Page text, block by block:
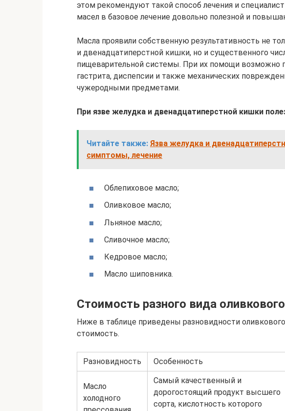
этом рекомендуют такой способ лечения и
масел в базовое лечение довольно полезной и
Масла проявили собственную результативность не
и двенадцатиперстной кишки, но и существенного
пищеварительной системы. При их помощи возможно
гастрита, диспепсии и также механических
чужеродными предметами.
При язве желудка и двенадцатиперстной кишки
Читайте также: Язва желудка и
симптомы, лечение
Облепиховое масло;
Оливковое масло;
Льняное масло;
Сливочное масло;
Кедровое масло;
Масло шиповника.
Стоимость разного вида
Ниже в таблице приведены разновидности
стоимость.
Разновидность Особенность
Масло
холодного
Самый качественный и
дорогостоящий продукт высшего
сорта, кислотность которого